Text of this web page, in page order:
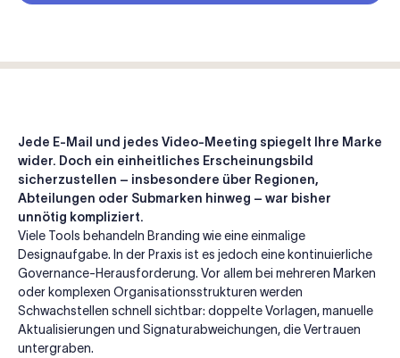
Jede E-Mail und jedes Video-Meeting spiegelt Ihre Marke
wider. Doch ein einheitliches Erscheinungsbild
sicherzustellen – insbesondere über Regionen,
Abteilungen oder Submarken hinweg – war bisher
unnötig kompliziert.
Viele Tools behandeln Branding wie eine einmalige
Designaufgabe. In der Praxis ist es jedoch eine kontinuierliche
Governance-Herausforderung. Vor allem bei mehreren Marken
oder komplexen Organisationsstrukturen werden
Schwachstellen schnell sichtbar: doppelte Vorlagen, manuelle
Aktualisierungen und Signaturabweichungen, die Vertrauen
untergraben.